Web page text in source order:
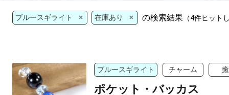
ブルースギライト × 在庫あり × の検索結果 （4件ヒット
ブルースギライト チャーム
ポケット・バッカス